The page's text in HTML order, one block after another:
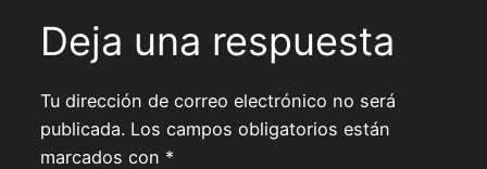
Deja una respuesta
Tu dirección de correo electrónico no será
publicada. Los campos obligatorios están
marcados con *